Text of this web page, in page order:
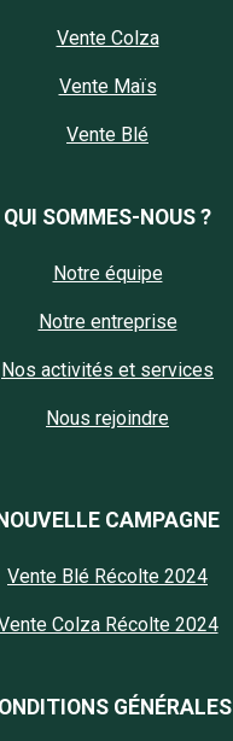
Vente Colza
Vente Maïs
Vente Blé
QUI SOMMES-NOUS ?
Notre équipe
Notre entreprise
Nos activités et services
Nous rejoindre
CAMPAGNE
Vente Blé Récolte 2024
Colza Récolte 2024
GÉNÉRALES